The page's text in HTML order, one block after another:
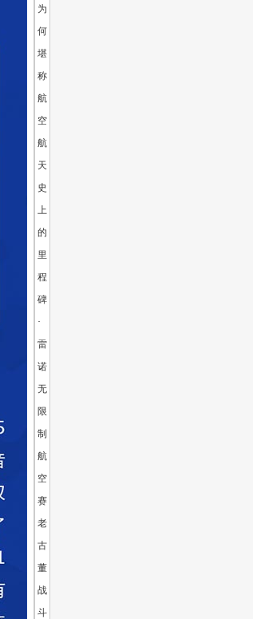
为
何
堪
称
航
空
航
天
史
上
的
里
程
碑
·
雷
诺
无
限
制
航
空
赛：
老
古
董
战
斗